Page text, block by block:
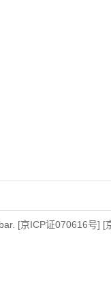
[京ICP证070616号] [